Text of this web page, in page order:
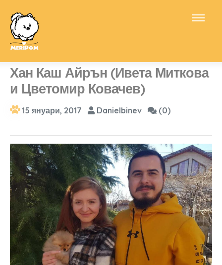
Хан Каш Айрън (Ивета Миткова
и Цветомир Ковачев)
15 януари, 2017 Danielbinev (0)